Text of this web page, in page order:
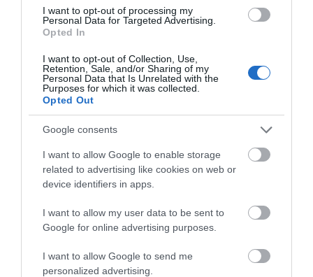
I want to opt-out of processing my
Personal Data for Targeted Advertising.
Opted In
I want to opt-out of Collection, Use,
Retention, Sale, and/or Sharing of my
Personal Data that Is Unrelated with the
Purposes for which it was collected.
Opted Out
Google consents
I want to allow Google to enable storage
related to advertising like cookies on web or
device identifiers in apps.
I want to allow my user data to be sent to
Google for online advertising purposes.
I want to allow Google to send me
personalized advertising.
Fabryka warzyw wkrótce
TOMASZ SZWAST
16 MARCA 2020
termos z HarmonyOS
MARIUSZ CZAPLEWSKI
14 GRUDNIA 2021